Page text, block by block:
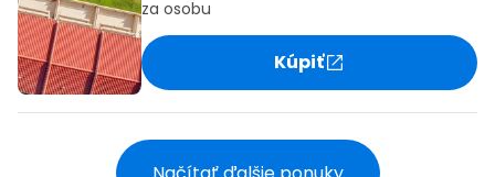
za osobu
Kúpiť